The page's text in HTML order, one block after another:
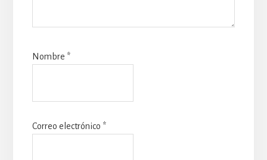
Nombre *
Correo electrónico *